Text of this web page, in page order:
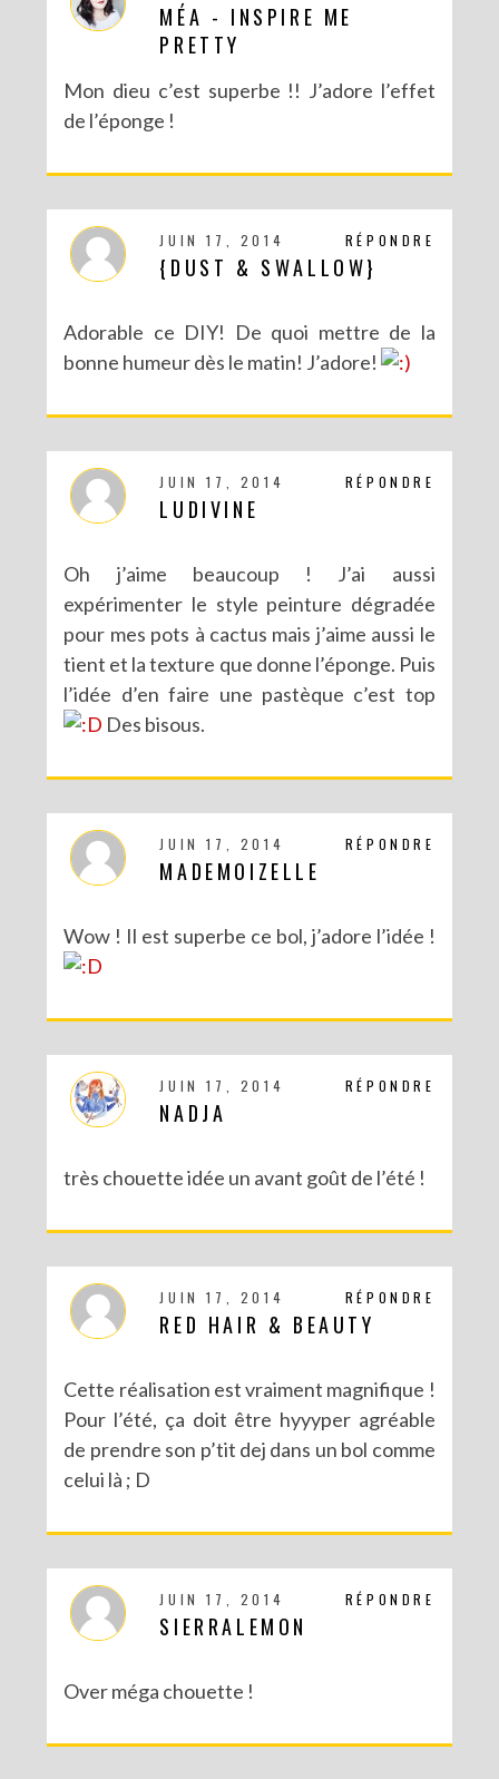
MÉA - INSPIRE ME
PRETTY
Mon dieu c’est superbe !! J’adore l’effet
de l’éponge !
RÉPONDRE
JUIN 17, 2014
{DUST & SWALLOW}
Adorable ce DIY! De quoi mettre de la
bonne humeur dès le matin! J’adore!
RÉPONDRE
JUIN 17, 2014
LUDIVINE
Oh j’aime beaucoup ! J’ai aussi
expérimenter le style peinture dégradée
pour mes pots à cactus mais j’aime aussi le
tient et la texture que donne l’éponge. Puis
l’idée d’en faire une pastèque c’est top
Des bisous.
RÉPONDRE
JUIN 17, 2014
MADEMOIZELLE
Wow ! Il est superbe ce bol, j’adore l’idée !
RÉPONDRE
JUIN 17, 2014
NADJA
très chouette idée un avant goût de l’été !
RÉPONDRE
JUIN 17, 2014
RED HAIR & BEAUTY
Cette réalisation est vraiment magnifique !
Pour l’été, ça doit être hyyyper agréable
de prendre son p’tit dej dans un bol comme
celui là ; D
RÉPONDRE
JUIN 17, 2014
SIERRALEMON
Over méga chouette !